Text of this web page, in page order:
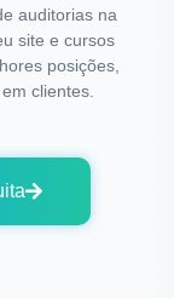
auditorias na
site e cursos
posições,
clientes.